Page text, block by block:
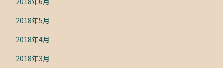
2018年5月
2018年4月
2018年3月